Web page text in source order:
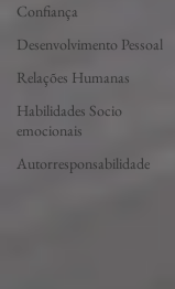
Confiança
Desenvolvimento Pessoal
Relações Humanas
Habilidades Socio
emocionais
Autorresponsabilidade